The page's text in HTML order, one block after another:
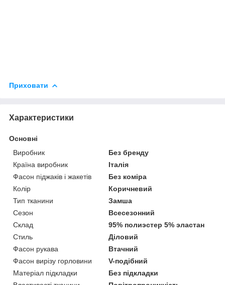
Приховати
Характеристики
Основні
Виробник
Без бренду
Країна виробник
Італія
Фасон піджаків і жакетів
Без коміра
Колір
Коричневий
Тип тканини
Замша
Сезон
Всесезонний
Склад
95% полиэстер 5% эластан
Стиль
Діловий
Фасон рукава
Втачний
Фасон вирізу горловини
V-подібний
Матеріал підкладки
Без підкладки